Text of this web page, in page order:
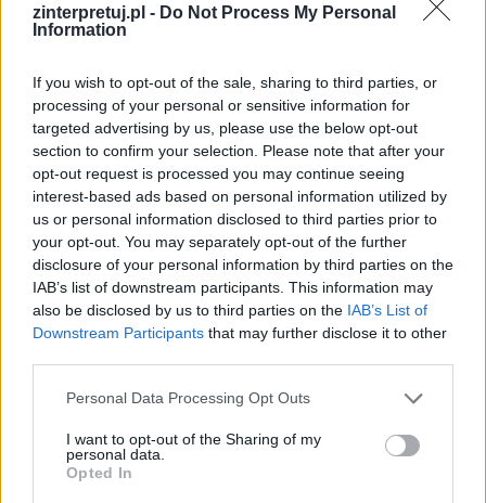
zinterpretuj.pl - Do Not Process My Personal
Information
If you wish to opt-out of the sale, sharing to third parties, or
processing of your personal or sensitive information for
targeted advertising by us, please use the below opt-out
section to confirm your selection. Please note that after your
opt-out request is processed you may continue seeing
interest-based ads based on personal information utilized by
us or personal information disclosed to third parties prior to
your opt-out. You may separately opt-out of the further
disclosure of your personal information by third parties on the
IAB’s list of downstream participants. This information may
also be disclosed by us to third parties on the IAB’s List of
Downstream Participants that may further disclose it to other
Personal Data Processing Opt Outs
I want to opt-out of the Sharing of my
personal data.
Opted In
Nazwa
E-
mail
Witryna
internetowa
Szukaj
Szukaj